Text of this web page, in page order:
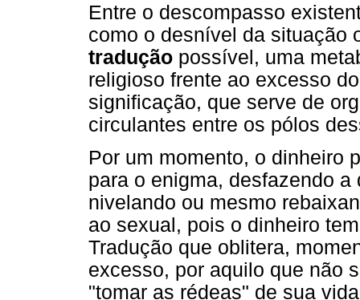
Entre o descompasso
como o desnível da situação
tradução possível, uma
religioso frente ao excesso
significação, que serve de
circulantes entre os pólos
Por um momento, o dinheiro
para o enigma, desfazendo
nivelando ou mesmo
ao sexual, pois o dinheiro
Tradução que oblitera,
excesso, por aquilo que não
"tomar as rédeas" de sua